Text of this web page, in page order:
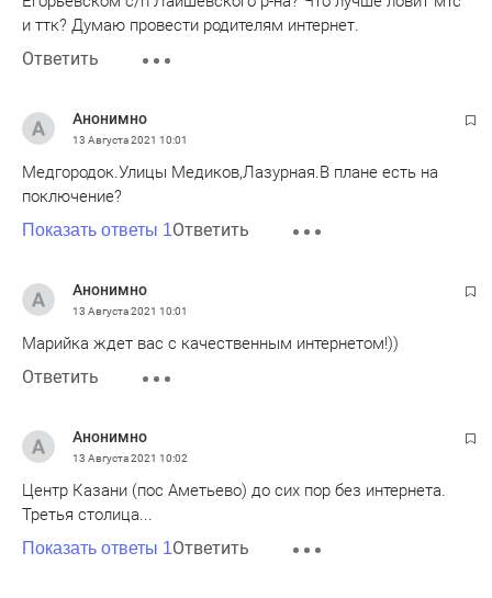
и ттк? Думаю провести родителям интернет.
Ответить
Анонимно
13 Августа 2021 10:01
Медгородок.Улицы Медиков,Лазурная.В плане есть на
поключение?
Показать ответы 1Ответить
Анонимно
13 Августа 2021 10:01
Марийка ждет вас с качественным интернетом!))
Ответить
Анонимно
13 Августа 2021 10:02
Центр Казани (пос Аметьево) до сих пор без интернета.
Третья столица...
Показать ответы 1Ответить